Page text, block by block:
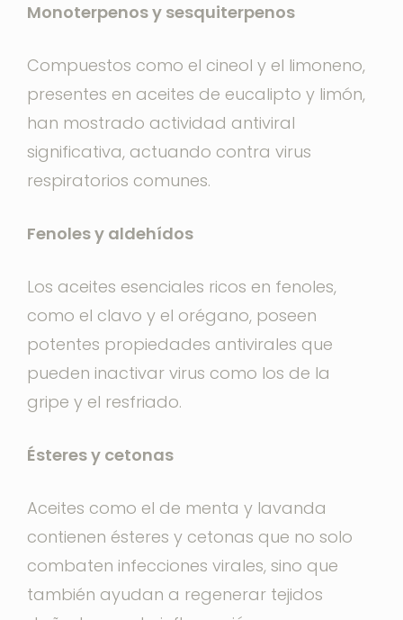
Monoterpenos y sesquiterpenos
Compuestos como el cineol y el limoneno,
presentes en aceites de eucalipto y limón,
han mostrado actividad antiviral
significativa, actuando contra virus
respiratorios comunes.
Fenoles y aldehídos
Los aceites esenciales ricos en fenoles,
como el clavo y el orégano, poseen
potentes propiedades antivirales que
pueden inactivar virus como los de la
gripe y el resfriado.
Ésteres y cetonas
Aceites como el de menta y lavanda
contienen ésteres y cetonas que no solo
combaten infecciones virales, sino que
también ayudan a regenerar tejidos